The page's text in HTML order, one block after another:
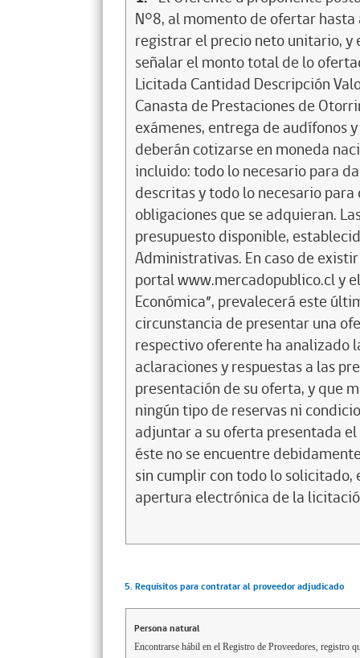
N°8, al momento de ofertar
registrar el precio neto unitario,
señalar el monto total de lo
Licitada Cantidad Descripción
Canasta de Prestaciones de
exámenes, entrega de audífonos
deberán cotizarse en moneda
incluido: todo lo necesario para
descritas y todo lo necesario
obligaciones que se adquieran.
presupuesto disponible,
Administrativas. En caso de
portal www.mercadopublico.cl y
Económica”, prevalecerá este
circunstancia de presentar una
respectivo oferente ha analizado
aclaraciones y respuestas a las
presentación de su oferta, y que
ningún tipo de reservas ni
adjuntar a su oferta presentada el
éste no se encuentre
sin cumplir con todo lo solicitado,
apertura electrónica de la
5. Requisitos para contratar al proveedor adjudicado
Persona natural
Encontrarse hábil en el Registro de Proveedores, registro